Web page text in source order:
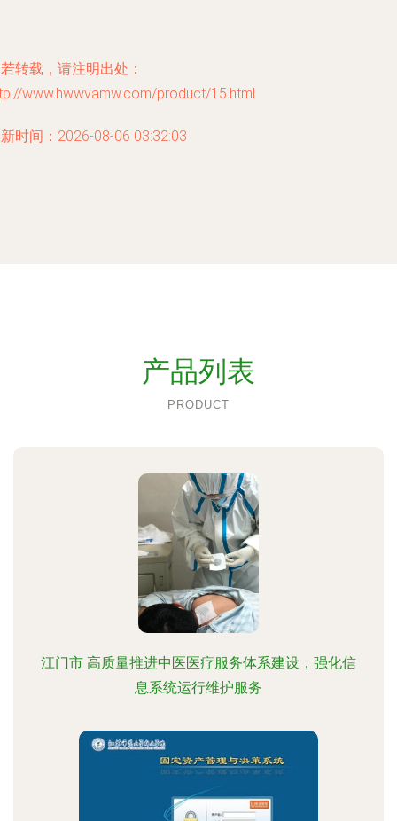
转载，请注明出处：
www.hwwvamw.com/product/15.html
时间：2026-08-06 03:32:03
产品列表
PRODUCT
江门市 高质量推进中医医疗服务体系建设，强化信
息系统运行维护服务